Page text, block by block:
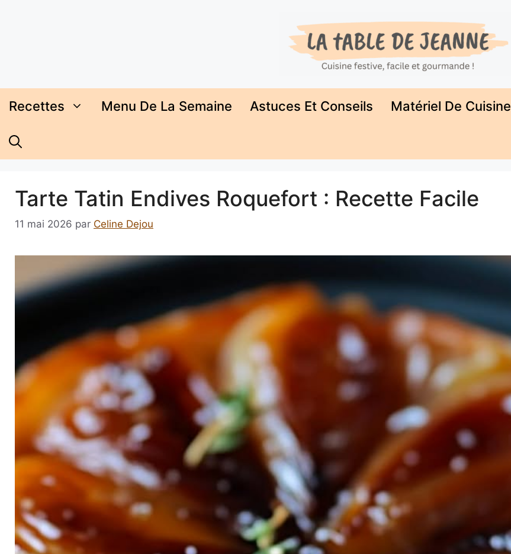
Recettes Menu De La Semaine Astuces Et Conseils Matériel De Cuisine
Tarte Tatin Endives Roquefort : Recette Facile
11 mai 2026 par Celine Dejou